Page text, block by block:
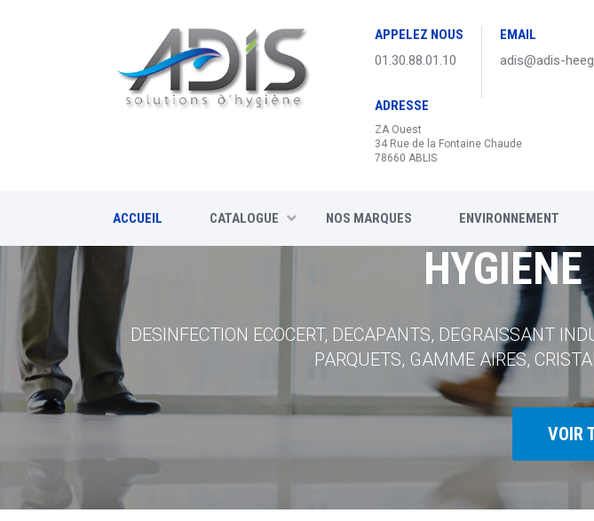
APPELEZ NOUS
01.30.88.01.10
EMAIL
adis@adis-
ADRESSE
ZA Ouest
34 Rue de la Fontaine Chaude
78660 ABLIS
ACCUEIL CATALOGUE NOS MARQUES ENVIRONNEMENT
HYGIENE
SYSTEMES DE DOSAGE, DESINFECTION, VAISSELLE
ENTRETIEN
VOIR
SYSTEMES DE DOSAGE,
ADDITIFS,
VOIR
DESINFECTION ECOCERT, DECAPANTS, DEGRAISSANT
PARQUETS, GAMME AIRES,
VOIR
HYGIENE
HYGIENE SANITAIRES, SAVONS CARTOUCHES,
DISTRIBUTEUR STANDARD, PAPIER
VOIR